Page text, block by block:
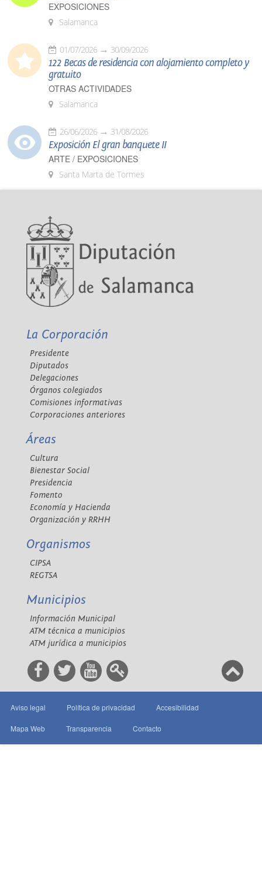
EXPOSICIONES
Salamanca
01/07/2026 30/09/2026
122 Becas de residencia con alojamiento completo y
gratuito
OTRAS ACTIVIDADES
Salamanca
26/06/2026 31/08/2026
Exposición El gran banquete II
ARTE / EXPOSICIONES
Santa Marta de Tormes
La Corporación
Presidente
Diputados
Delegaciones
Órganos colegiados
Comisiones informativas
Corporaciones anteriores
Áreas
Cultura
Bienestar Social
Presidencia
Fomento
Economía y Hacienda
Organización y RRHH
Organismos
CIPSA
REGTSA
Municipios
Información Municipal
ATM técnica a municipios
ATM jurídica a municipios
Aviso legal Política de privacidad Accesibilidad
Mapa Web Transparencia Contacto